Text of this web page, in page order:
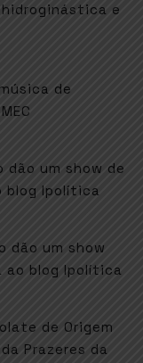
e
de
dão um show de
blog Ipolítica
dão um show
blog Ipolítica
de Origem
Prazeres da